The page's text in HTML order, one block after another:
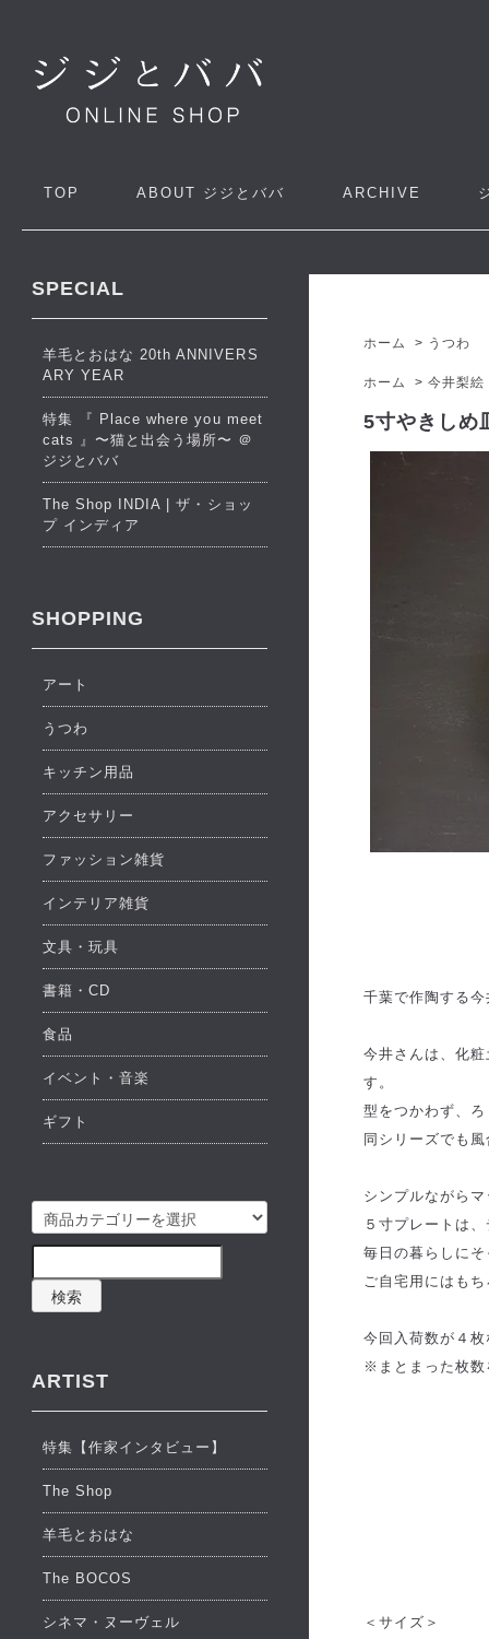
TOP ABOUT ジジとババ ARCHIVE
ホーム > うつわ
ホーム >今井梨絵
5寸やきしめ
千葉で作陶する
今井さんは、化
す。
型をつかわず、
同シリーズでも
シンプルながら
５寸プレートは
毎日の暮らしに
ご自宅用にはも
今回入荷数が４
※まとまった枚数
＜サイズ＞
SPECIAL
羊毛とおはな 20th ANNIVERS
ARY YEAR
特集 『 Place where you meet
cats 』〜猫と出会う場所〜 ＠
ジジとババ
The Shop INDIA | ザ・ショッ
プ インディア
SHOPPING
アート
うつわ
キッチン用品
アクセサリー
ファッション雑貨
インテリア雑貨
文具・玩具
書籍・CD
食品
イベント・音楽
ギフト
検索
ARTIST
特集【作家インタビュー】
The Shop
羊毛とおはな
The BOCOS
シネマ・ヌーヴェル